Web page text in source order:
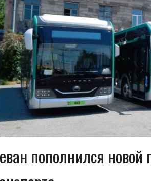
пополнился новой